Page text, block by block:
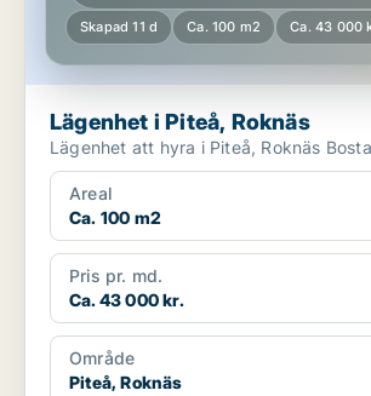
Skapad 11 d Ca. 100 m2 Ca. 43 000
Lägenhet i Piteå, Roknäs
Lägenhet att
Areal
Ca. 100 m2
Pris pr. md.
Ca. 43 000 kr.
Område
Piteå, Roknäs